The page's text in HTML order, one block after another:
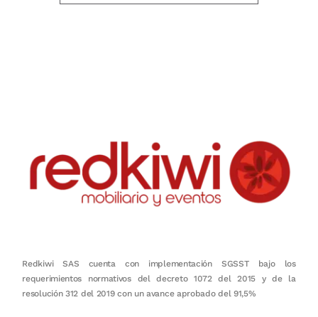
Redkiwi SAS cuenta con implementación SGSST bajo los
requerimientos normativos del decreto 1072 del 2015 y de la
resolución 312 del 2019 con un avance aprobado del 91,5%